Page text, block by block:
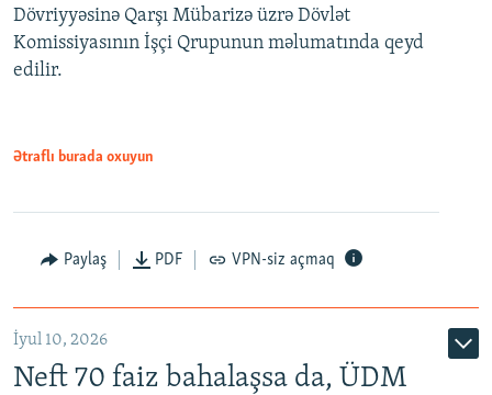
Dövriyyəsinə Qarşı Mübarizə üzrə Dövlət
Komissiyasının İşçi Qrupunun məlumatında qeyd
edilir.
Ətraflı burada oxuyun
Paylaş PDF VPN-siz açmaq
İyul 10, 2026
Neft 70 faiz bahalaşsa da, ÜDM